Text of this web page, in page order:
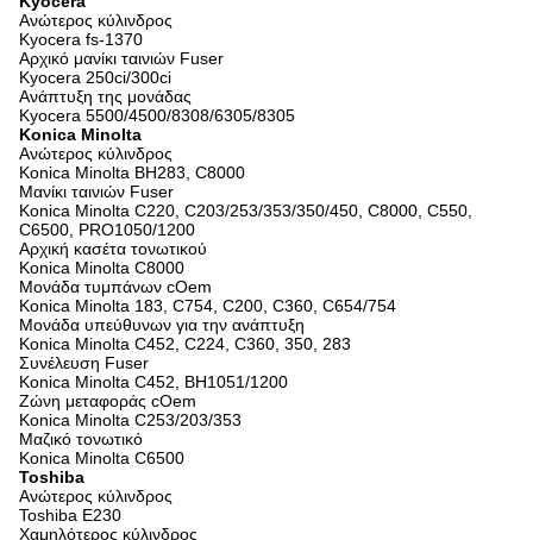
Ανώτερος κύλινδρος
Kyocera fs-1370
Αρχικό μανίκι ταινιών Fuser
Kyocera 250ci/300ci
Ανάπτυξη της μονάδας
Kyocera 5500/4500/8308/6305/8305
Konica Minolta
Ανώτερος κύλινδρος
Konica Minolta BH283, C8000
Μανίκι ταινιών Fuser
Konica Minolta C220, C203/253/353/350/450, C8000, C550,
C6500, PRO1050/1200
Αρχική κασέτα τονωτικού
Konica Minolta C8000
Μονάδα τυμπάνων cOem
Konica Minolta 183, C754, C200, C360, C654/754
Μονάδα υπεύθυνων για την ανάπτυξη
Konica Minolta C452, C224, C360, 350, 283
Συνέλευση Fuser
Konica Minolta C452, BH1051/1200
Ζώνη μεταφοράς cOem
Konica Minolta C253/203/353
Μαζικό τονωτικό
Konica Minolta C6500
Toshiba
Ανώτερος κύλινδρος
Toshiba E230
Χαμηλότερος κύλινδρος